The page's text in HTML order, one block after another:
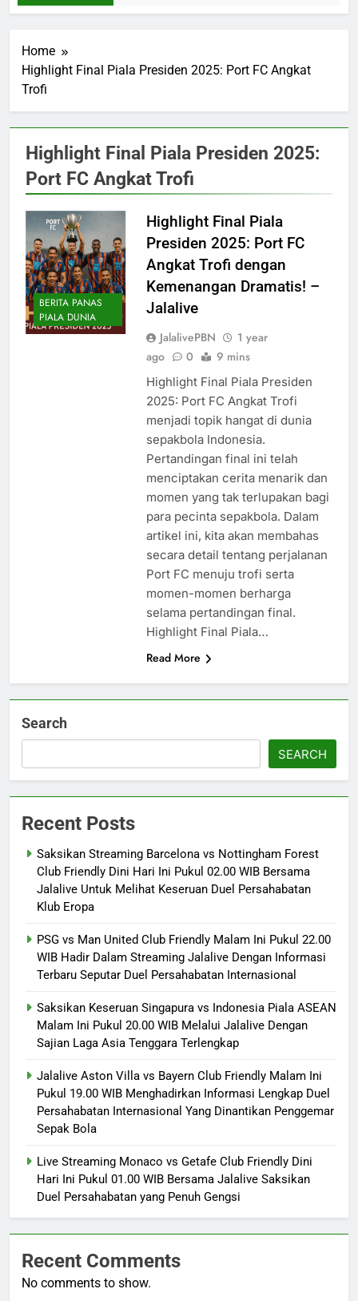
Home
Highlight Final Piala Presiden 2025: Port FC Angkat
Trofi
Highlight Final Piala Presiden 2025:
Port FC Angkat Trofi
BERITA PANAS
PIALA DUNIA
Highlight Final Piala
Presiden 2025: Port FC
Angkat Trofi dengan
Kemenangan Dramatis! –
Jalalive
JalalivePBN
1 year
ago
0 9 mins
Highlight Final Piala Presiden
2025: Port FC Angkat Trofi
menjadi topik hangat di dunia
sepakbola Indonesia.
Pertandingan final ini telah
menciptakan cerita menarik dan
momen yang tak terlupakan bagi
para pecinta sepakbola. Dalam
artikel ini, kita akan membahas
secara detail tentang perjalanan
Port FC menuju trofi serta
momen-momen berharga
selama pertandingan final.
Highlight Final Piala…
Read More
Search
SEARCH
Recent Posts
Saksikan Streaming Barcelona vs Nottingham Forest
Club Friendly Dini Hari Ini Pukul 02.00 WIB Bersama
Jalalive Untuk Melihat Keseruan Duel Persahabatan
Klub Eropa
PSG vs Man United Club Friendly Malam Ini Pukul 22.00
WIB Hadir Dalam Streaming Jalalive Dengan Informasi
Terbaru Seputar Duel Persahabatan Internasional
Saksikan Keseruan Singapura vs Indonesia Piala ASEAN
Malam Ini Pukul 20.00 WIB Melalui Jalalive Dengan
Sajian Laga Asia Tenggara Terlengkap
Jalalive Aston Villa vs Bayern Club Friendly Malam Ini
Pukul 19.00 WIB Menghadirkan Informasi Lengkap Duel
Persahabatan Internasional Yang Dinantikan Penggemar
Sepak Bola
Live Streaming Monaco vs Getafe Club Friendly Dini
Hari Ini Pukul 01.00 WIB Bersama Jalalive Saksikan
Duel Persahabatan yang Penuh Gengsi
Recent Comments
No comments to show.